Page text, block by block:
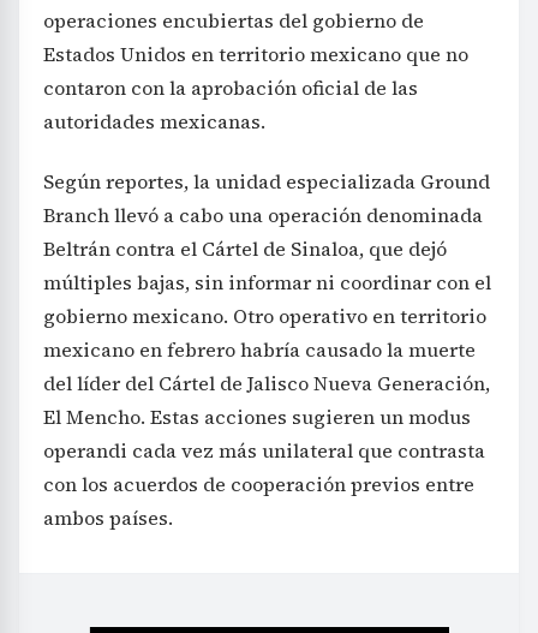
operaciones encubiertas del gobierno de
Estados Unidos en territorio mexicano que no
contaron con la aprobación oficial de las
autoridades mexicanas.
Según reportes, la unidad especializada Ground
Branch llevó a cabo una operación denominada
Beltrán contra el Cártel de Sinaloa, que dejó
múltiples bajas, sin informar ni coordinar con el
gobierno mexicano. Otro operativo en territorio
mexicano en febrero habría causado la muerte
del líder del Cártel de Jalisco Nueva Generación,
El Mencho. Estas acciones sugieren un modus
operandi cada vez más unilateral que contrasta
con los acuerdos de cooperación previos entre
ambos países.